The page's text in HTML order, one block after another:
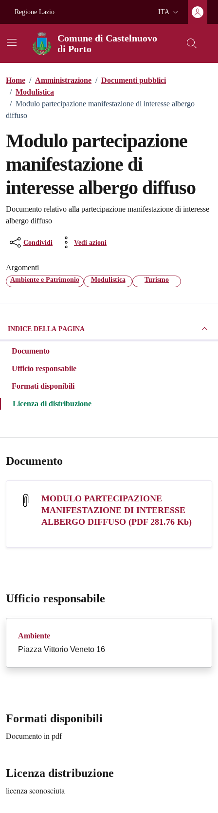
Regione Lazio
Lingua attiva:
ITA
Comune di Castelnuovo
di Porto
Home / Amministrazione / Documenti pubblici
/ Modulistica
/ Modulo partecipazione manifestazione di interesse albergo
diffuso
Modulo partecipazione
manifestazione di
interesse albergo diffuso
Dettagli del documento
Documento relativo alla partecipazione manifestazione di interesse
albergo diffuso
Condividi Vedi azioni
Argomenti
Ambiente e Patrimonio Modulistica Turismo
INDICE DELLA PAGINA
Documento
Ufficio responsabile
Formati disponibili
Licenza di distribuzione
Documento
MODULO PARTECIPAZIONE
MANIFESTAZIONE DI INTERESSE
ALBERGO DIFFUSO (PDF 281.76 Kb)
Ufficio responsabile
Ambiente
Piazza Vittorio Veneto 16
Formati disponibili
Documento in pdf
Licenza distribuzione
licenza sconosciuta